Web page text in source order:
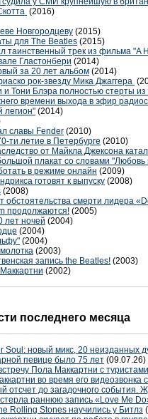
(2016)
Новгородцеву (2015)
для The Beatles (2015)
таинственный трек из фильма "A
Гластонбери (2014)
за 20 лет альбом (2014)
рок-звезду Мика Джаггера
Тони Блэра полностью стерты из
времени выхода в эфир
легион" (2014)
славы Fender (2010)
ти летие в Петербурге (2010)
от Майкла Джексона
плакат со словами
в режиме онлайн (2009)
готовят к выпуску (2008)
(2008)
обстоятельства смерти лидера
продолжаются! (2005)
лет ночей (2004)
(2004)
(2004)
(2003)
запись the Beatles! (2003)
(2002)
последнего месяца
Soul: новый микс, 20 неизданных
певице было 75 лет (09.07.26)
Пола Маккартни с
во время его видеозвонка
отсчет до загадочного события.
раннюю запись «Love Me
Rolling Stones научились у Битлз